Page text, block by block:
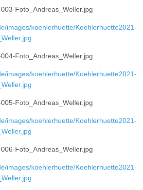
Foto_Andreas_Weller.jpg
images/koehlerhuette/Koehlerhuette2021-
Foto_Andreas_Weller.jpg
images/koehlerhuette/Koehlerhuette2021-
Foto_Andreas_Weller.jpg
images/koehlerhuette/Koehlerhuette2021-
Foto_Andreas_Weller.jpg
images/koehlerhuette/Koehlerhuette2021-